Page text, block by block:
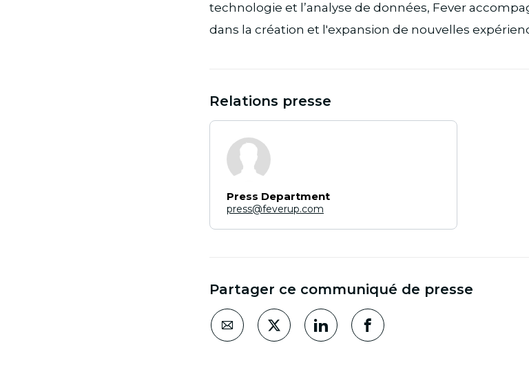
technologie et l’analyse de données, Fever
dans la création et l'expansion de nouvelles
Relations presse
Press Department
press@feverup.com
Partager ce communiqué de presse